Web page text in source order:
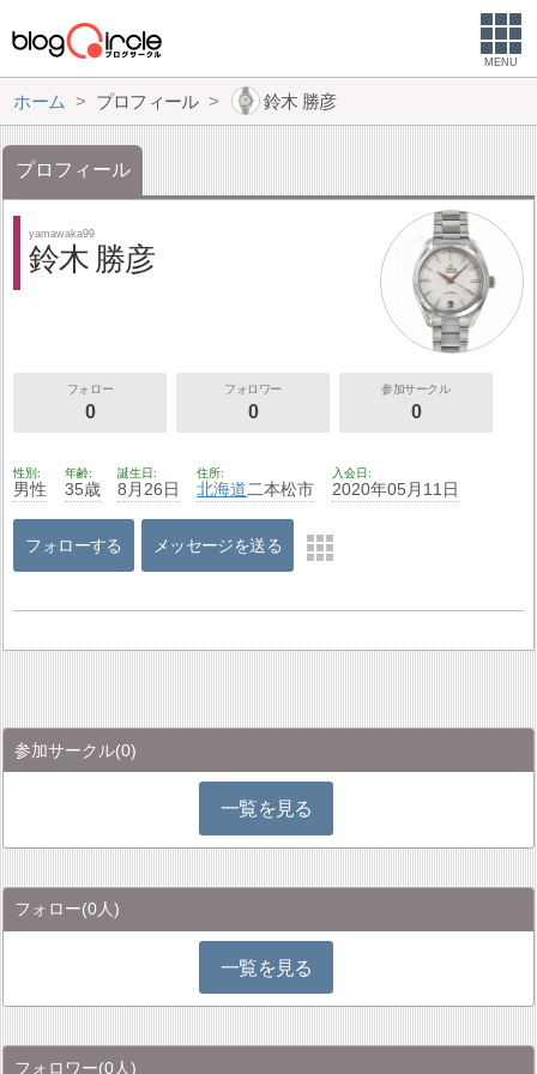
MENU
ホーム プロフィール 鈴木 勝彦
プロフィール
yamawaka99
鈴木 勝彦
フォロー
0
フォロワー
0
参加サークル
0
性別
男性
年齢
35歳
誕生日
8月26日
住所
北海道二本松市
入会日
2020年05月11日
フォローする メッセージを送る
参加サークル(0)
一覧を見る
フォロー(0人)
一覧を見る
フォロワー(0人)